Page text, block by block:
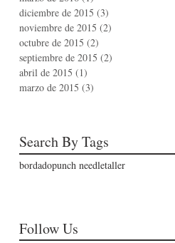
diciembre de 2015 (3)
noviembre de 2015 (2)
octubre de 2015 (2)
septiembre de 2015 (2)
abril de 2015 (1)
marzo de 2015 (3)
Search By Tags
bordadopunch needletaller
Follow Us